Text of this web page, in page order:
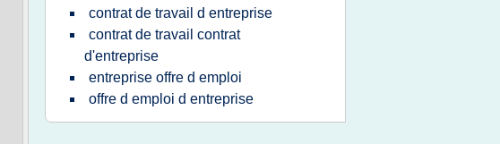
contrat de travail d entreprise
contrat de travail contrat
d'entreprise
entreprise offre d emploi
offre d emploi d entreprise